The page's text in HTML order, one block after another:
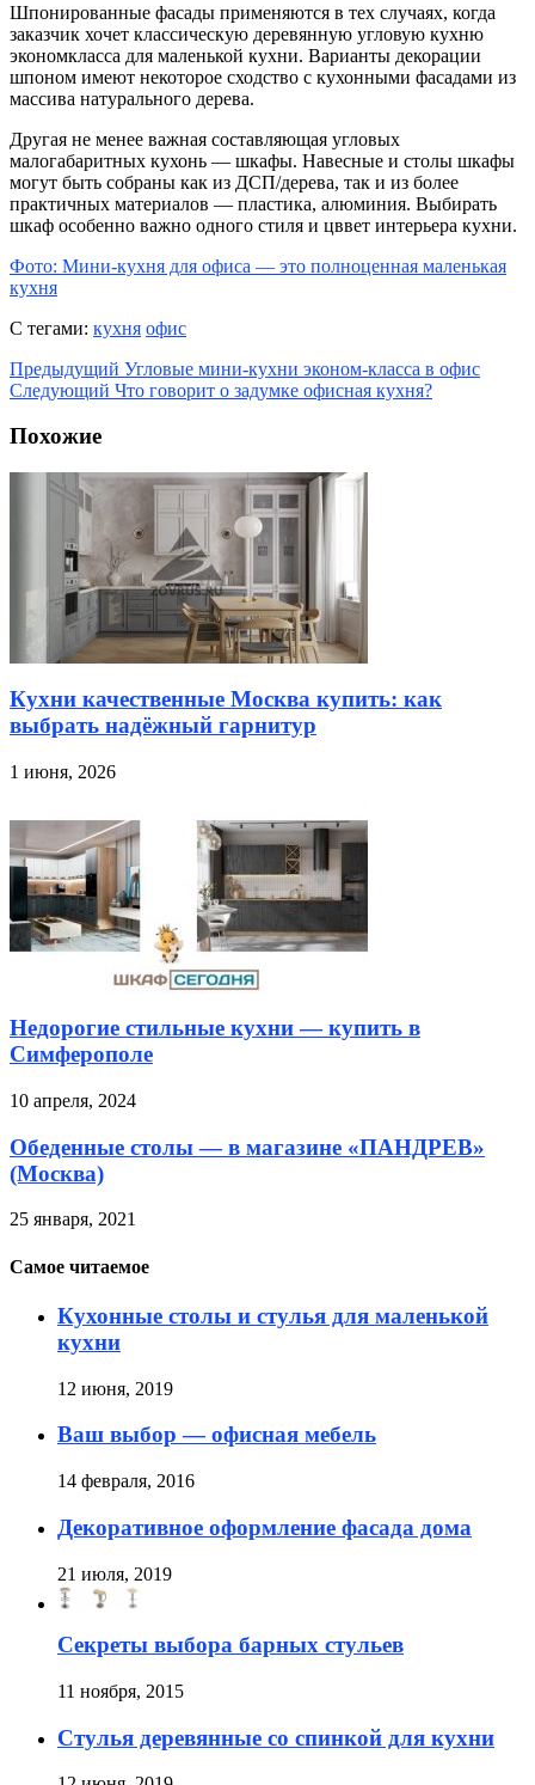
Шпонированные фасады применяются в тех случаях, когда
заказчик хочет классическую деревянную угловую кухню
экономкласса для маленькой кухни. Варианты декорации
шпоном имеют некоторое сходство с кухонными фасадами из
массива натурального дерева.
Другая не менее важная составляющая угловых
малогабаритных кухонь — шкафы. Навесные и столы шкафы
могут быть собраны как из ДСП/дерева, так и из более
практичных материалов — пластика, алюминия. Выбирать
шкаф особенно важно одного стиля и цввет интерьера кухни.
Фото: Мини-кухня для офиса — это полноценная маленькая
кухня
С тегами: кухня офис
Предыдущий Угловые мини-кухни эконом-класса в офис
Следующий Что говорит о задумке офисная кухня?
Похожие
Кухни качественные Москва купить: как
выбрать надёжный гарнитур
1 июня, 2026
Недорогие стильные кухни — купить в
Симферополе
10 апреля, 2024
Обеденные столы — в магазине «ПАНДРЕВ»
(Москва)
25 января, 2021
Самое читаемое
Кухонные столы и стулья для маленькой
кухни
12 июня, 2019
Ваш выбор — офисная мебель
14 февраля, 2016
Декоративное оформление фасада дома
21 июля, 2019
Секреты выбора барных стульев
11 ноября, 2015
Стулья деревянные со спинкой для кухни